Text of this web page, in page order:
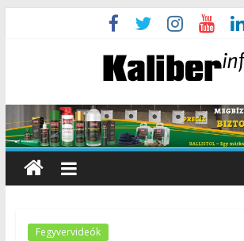
Fegyvervideók